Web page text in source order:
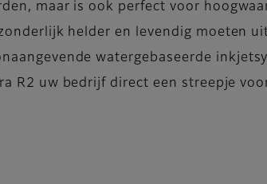
maar is ook perfect voor
helder en levendig moeten
watergebaseerde
R2 uw bedrijf direct een streepje